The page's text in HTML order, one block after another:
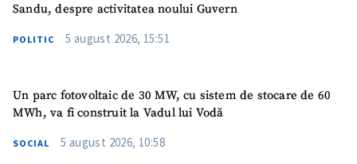
Sandu, despre activitatea noului Guvern
POLITIC 5 august 2026, 15:51
Un parc fotovoltaic de 30 MW, cu sistem de stocare de 60
MWh, va fi construit la Vadul lui Vodă
SOCIAL 5 august 2026, 10:58